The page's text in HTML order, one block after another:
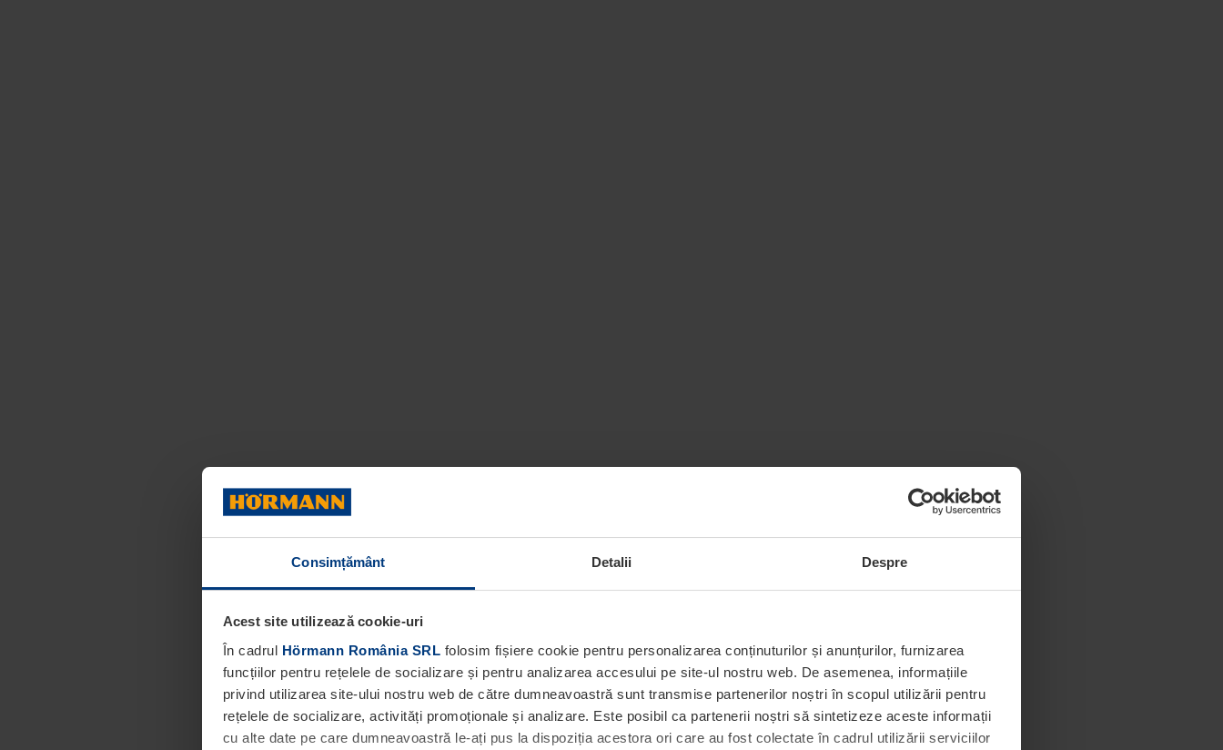
Consimțământ Detalii Despre
Acest site utilizează cookie-uri
În cadrul Hörmann România SRL folosim fișiere cookie pentru personalizarea conținuturilor și anunțurilor, furnizarea
funcțiilor pentru rețelele de socializare și pentru analizarea accesului pe site-ul nostru web. De asemenea, informațiile
privind utilizarea site-ului nostru web de către dumneavoastră sunt transmise partenerilor noștri în scopul utilizării pentru
rețelele de socializare, activități promoționale și analizare. Este posibil ca partenerii noștri să sintetizeze aceste informații
cu alte date pe care dumneavoastră le-ați pus la dispoziția acestora ori care au fost colectate în cadrul utilizării serviciilor